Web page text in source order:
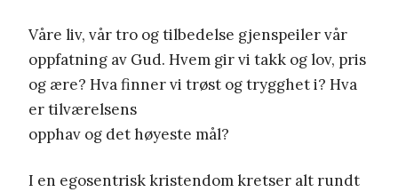
Våre liv, vår tro og tilbedelse gjenspeiler vår
oppfatning av Gud. Hvem gir vi takk og lov, pris
og ære? Hva finner vi trøst og trygghet i? Hva
er tilværelsens
opphav og det høyeste mål?
I en egosentrisk kristendom kretser alt rundt